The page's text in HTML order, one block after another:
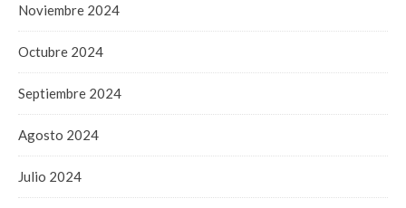
Noviembre 2024
Octubre 2024
Septiembre 2024
Agosto 2024
Julio 2024